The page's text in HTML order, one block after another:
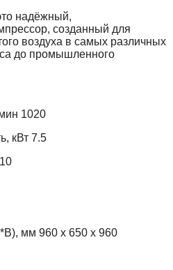
надёжный,
созданный для
воздуха в самых различных
до промышленного
1020
кВт 7.5
мм 960 x 650 x 960